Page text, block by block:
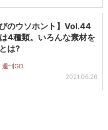
びのウソホント】Vol.44
は4種類。いろんな素材を
は?
週刊GD
2021.06.26